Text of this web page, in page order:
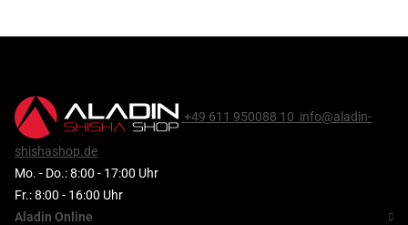
+49 611 950088 10 info@aladin-
shishashop.de
Mo. - Do.: 8:00 - 17:00 Uhr
Fr.: 8:00 - 16:00 Uhr
Aladin Online